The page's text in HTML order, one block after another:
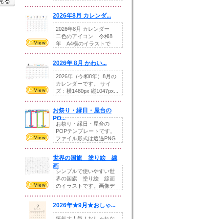
2026年8月 カレンダ...
2026年8月 カレンダー
二色のアイコン 令和8
年 A4横のイラストで
2026年 8月 かわい...
2026年（令和8年）8月の
カレンダーです。 サイ
ズ：横1480px 縦1047px...
お祭り・縁日・屋台の
PO...
お祭り・縁日・屋台の
POPテンプレートです。
ファイル形式は透過PNG
世界の国旗 塗り絵 線
画
シンプルで使いやすい世
界の国旗 塗り絵 線画
のイラストです。画像デ
2026年★9月★おしゃ...